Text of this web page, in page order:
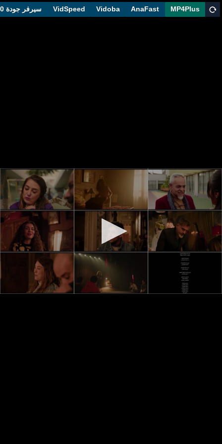
MP4Plus
AnaFast
Vidoba
VidSpeed سيرفر جودة 1080